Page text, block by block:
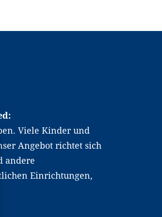
Viele Kinder und
Angebot richtet sich
andere
Einrichtungen,